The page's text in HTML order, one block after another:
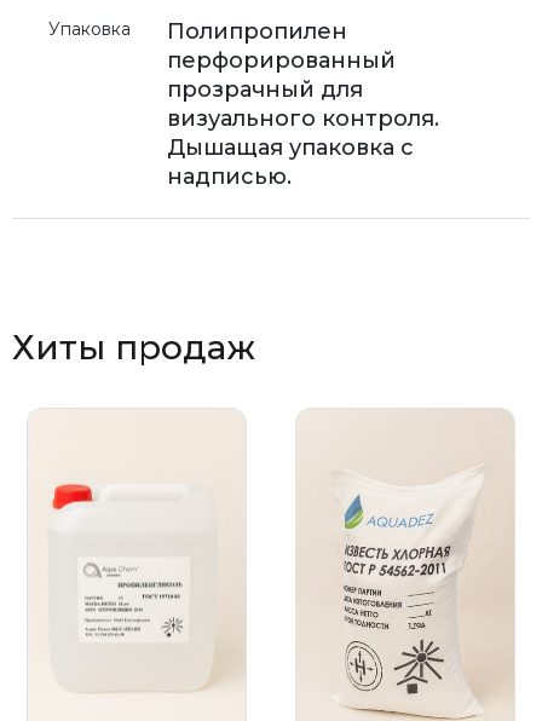
Упаковка
Полипропилен
перфорированный
прозрачный для
визуального контроля.
Дышащая упаковка с
надписью.
Хиты продаж